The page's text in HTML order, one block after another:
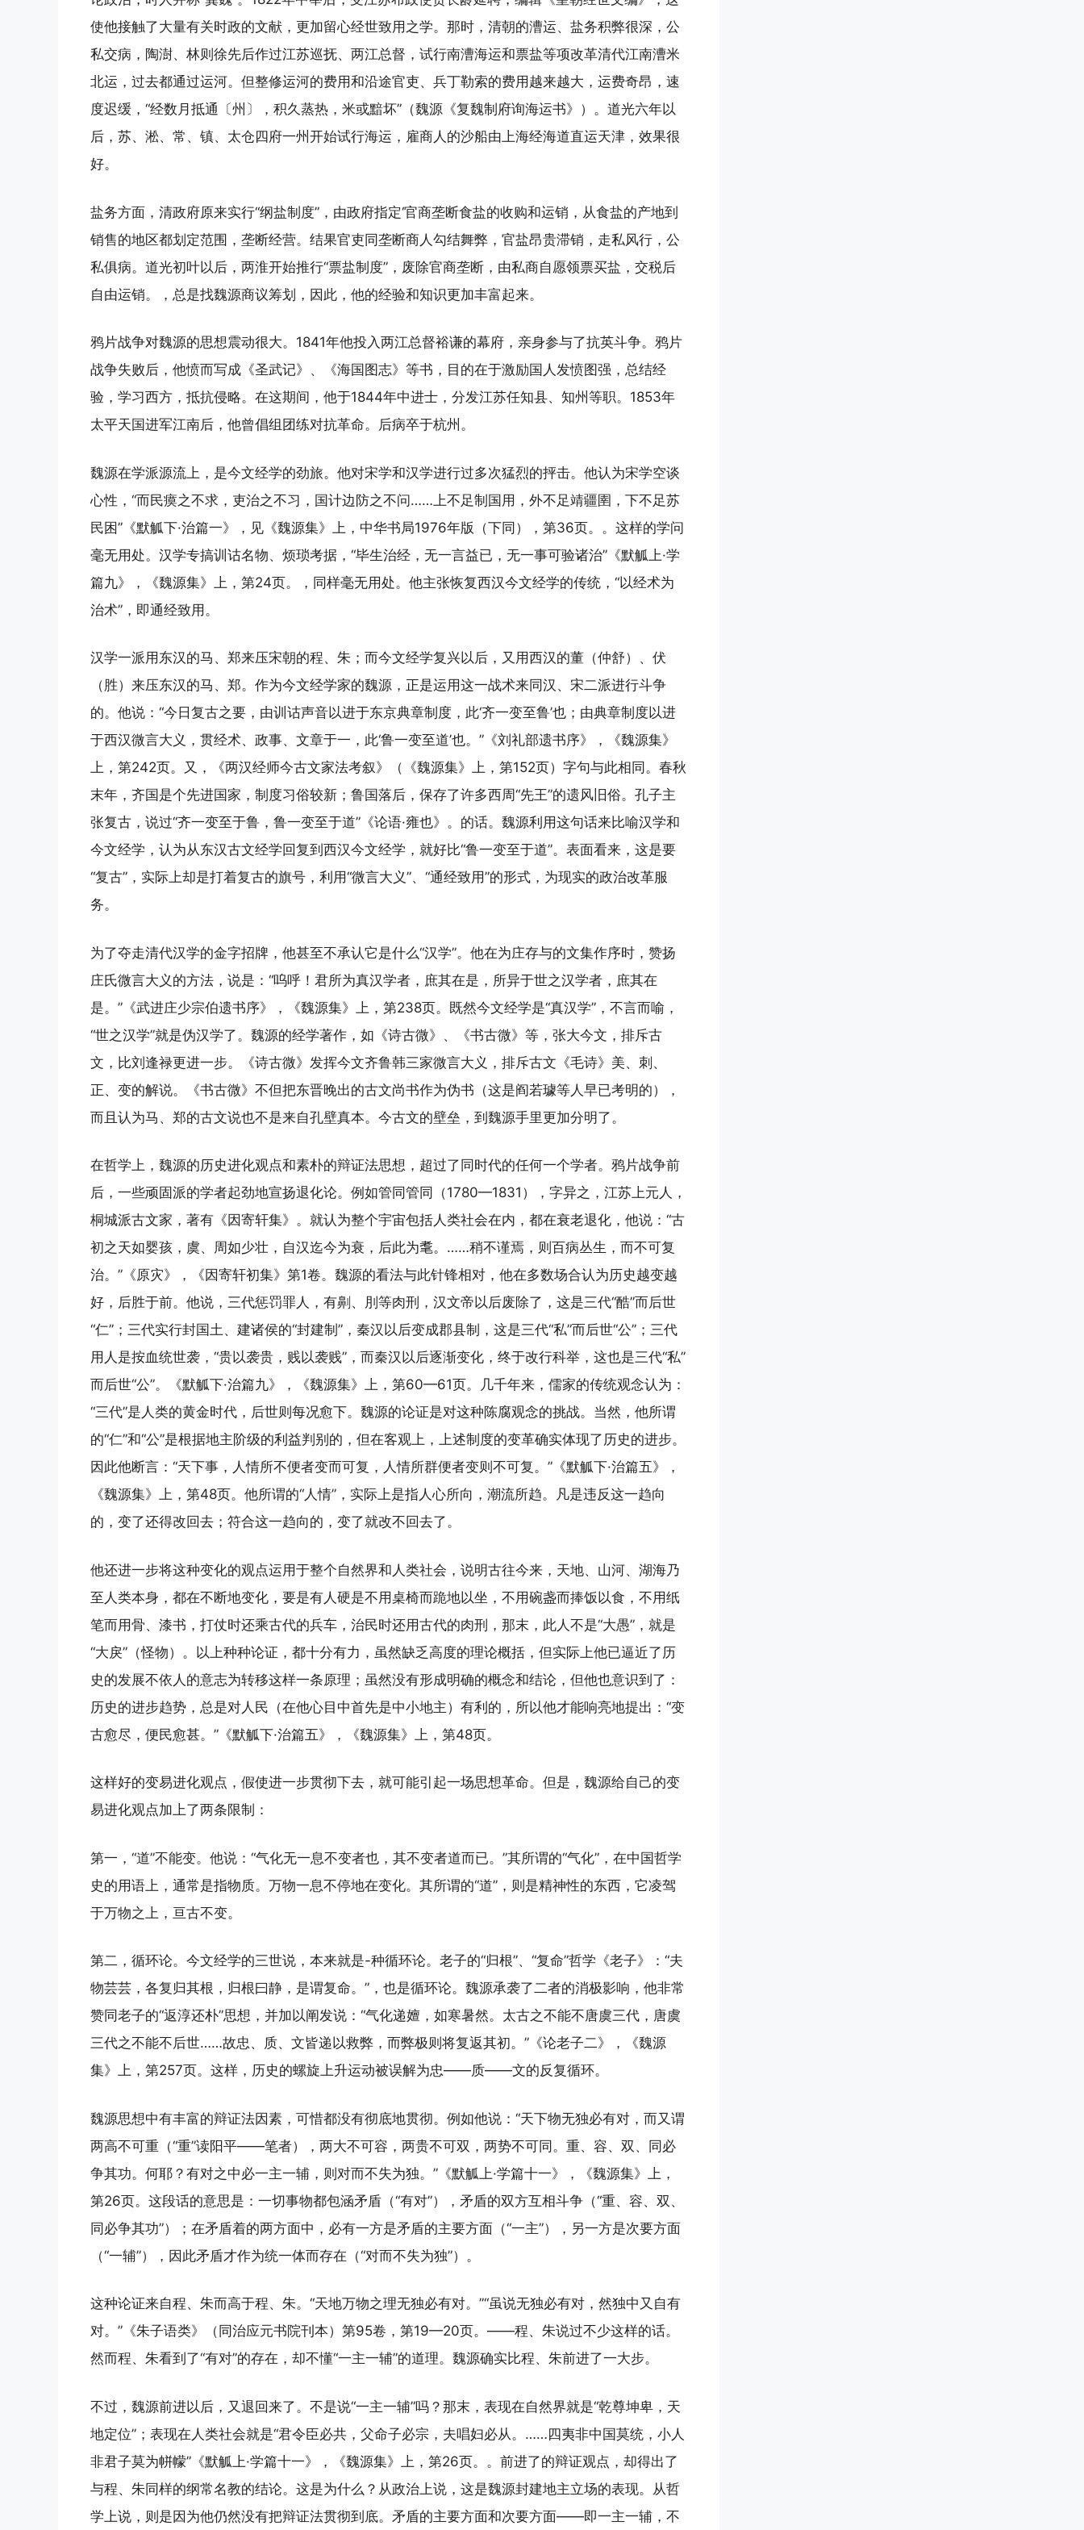
使他接触了大量有关时政的文献，更加留心经世致用之学。那时，清朝的漕运、盐务积弊很深，公
私交病，陶澍、林则徐先后作过江苏巡抚、两江总督，试行南漕海运和票盐等项改革清代江南漕米
北运，过去都通过运河。但整修运河的费用和沿途官吏、兵丁勒索的费用越来越大，运费奇昂，速
度迟缓，“经数月抵通〔州〕，积久蒸热，米或黯坏”（魏源《复魏制府询海运书》）。道光六年以
后，苏、淞、常、镇、太仓四府一州开始试行海运，雇商人的沙船由上海经海道直运天津，效果很
好。
盐务方面，清政府原来实行“纲盐制度”，由政府指定‘官商垄断食盐的收购和运销，从食盐的产地到
销售的地区都划定范围，垄断经营。结果官吏同垄断商人勾结舞弊，官盐昂贵滞销，走私风行，公
私俱病。道光初叶以后，两淮开始推行“票盐制度”，废除官商垄断，由私商自愿领票买盐，交税后
自由运销。，总是找魏源商议筹划，因此，他的经验和知识更加丰富起来。
鸦片战争对魏源的思想震动很大。1841年他投入两江总督裕谦的幕府，亲身参与了抗英斗争。鸦片
战争失败后，他愤而写成《圣武记》、《海国图志》等书，目的在于激励国人发愤图强，总结经
验，学习西方，抵抗侵略。在这期间，他于1844年中进士，分发江苏任知县、知州等职。1853年
太平天国进军江南后，他曾倡组团练对抗革命。后病卒于杭州。
魏源在学派源流上，是今文经学的劲旅。他对宋学和汉学进行过多次猛烈的抨击。他认为宋学空谈
心性，“而民瘼之不求，吏治之不习，国计边防之不问……上不足制国用，外不足靖疆圉，下不足苏
民困”《默觚下·治篇一》，见《魏源集》上，中华书局1976年版（下同），第36页。。这样的学问
毫无用处。汉学专搞训诂名物、烦琐考据，“毕生治经，无一言益已，无一事可验诸治”《默觚上·学
篇九》，《魏源集》上，第24页。，同样毫无用处。他主张恢复西汉今文经学的传统，“以经术为
治术”，即通经致用。
汉学一派用东汉的马、郑来压宋朝的程、朱；而今文经学复兴以后，又用西汉的董（仲舒）、伏
（胜）来压东汉的马、郑。作为今文经学家的魏源，正是运用这一战术来同汉、宋二派进行斗争
的。他说：“今日复古之要，由训诂声音以进于东京典章制度，此‘齐一变至鲁’也；由典章制度以进
于西汉微言大义，贯经术、政事、文章于一，此‘鲁一变至道’也。”《刘礼部遗书序》，《魏源集》
上，第242页。又，《两汉经师今古文家法考叙》（《魏源集》上，第152页）字句与此相同。春秋
末年，齐国是个先进国家，制度习俗较新；鲁国落后，保存了许多西周“先王”的遗风旧俗。孔子主
张复古，说过“齐一变至于鲁，鲁一变至于道”《论语·雍也》。的话。魏源利用这句话来比喻汉学和
今文经学，认为从东汉古文经学回复到西汉今文经学，就好比“鲁一变至于道”。表面看来，这是要
“复古”，实际上却是打着复古的旗号，利用“微言大义”、“通经致用”的形式，为现实的政治改革服
务。
为了夺走清代汉学的金字招牌，他甚至不承认它是什么“汉学”。他在为庄存与的文集作序时，赞扬
庄氏微言大义的方法，说是：“呜呼！君所为真汉学者，庶其在是，所异于世之汉学者，庶其在
是。”《武进庄少宗伯遗书序》，《魏源集》上，第238页。既然今文经学是“真汉学”，不言而喻，
“世之汉学”就是伪汉学了。魏源的经学著作，如《诗古微》、《书古微》等，张大今文，排斥古
文，比刘逢禄更进一步。《诗古微》发挥今文齐鲁韩三家微言大义，排斥古文《毛诗》美、刺、
正、变的解说。《书古微》不但把东晋晚出的古文尚书作为伪书（这是阎若璩等人早已考明的），
而且认为马、郑的古文说也不是来自孔壁真本。今古文的壁垒，到魏源手里更加分明了。
在哲学上，魏源的历史进化观点和素朴的辩证法思想，超过了同时代的任何一个学者。鸦片战争前
后，一些顽固派的学者起劲地宣扬退化论。例如管同管同（1780—1831），字异之，江苏上元人，
桐城派古文家，著有《因寄轩集》。就认为整个宇宙包括人类社会在内，都在衰老退化，他说：“古
初之天如婴孩，虞、周如少壮，自汉迄今为衰，后此为耄。……稍不谨焉，则百病丛生，而不可复
治。”《原灾》，《因寄轩初集》第1卷。魏源的看法与此针锋相对，他在多数场合认为历史越变越
好，后胜于前。他说，三代惩罚罪人，有劓、刖等肉刑，汉文帝以后废除了，这是三代“酷”而后世
“仁”；三代实行封国土、建诸侯的“封建制”，秦汉以后变成郡县制，这是三代“私”而后世“公”；三代
用人是按血统世袭，“贵以袭贵，贱以袭贱”，而秦汉以后逐渐变化，终于改行科举，这也是三代“私”
而后世“公”。《默觚下·治篇九》，《魏源集》上，第60—61页。几千年来，儒家的传统观念认为：
“三代”是人类的黄金时代，后世则每况愈下。魏源的论证是对这种陈腐观念的挑战。当然，他所谓
的“仁”和“公”是根据地主阶级的利益判别的，但在客观上，上述制度的变革确实体现了历史的进步。
因此他断言：“天下事，人情所不便者变而可复，人情所群便者变则不可复。”《默觚下·治篇五》，
《魏源集》上，第48页。他所谓的“人情”，实际上是指人心所向，潮流所趋。凡是违反这一趋向
的，变了还得改回去；符合这一趋向的，变了就改不回去了。
他还进一步将这种变化的观点运用于整个自然界和人类社会，说明古往今来，天地、山河、湖海乃
至人类本身，都在不断地变化，要是有人硬是不用桌椅而跪地以坐，不用碗盏而捧饭以食，不用纸
笔而用骨、漆书，打仗时还乘古代的兵车，治民时还用古代的肉刑，那末，此人不是“大愚”，就是
“大戾”（怪物）。以上种种论证，都十分有力，虽然缺乏高度的理论概括，但实际上他已逼近了历
史的发展不依人的意志为转移这样一条原理；虽然没有形成明确的概念和结论，但他也意识到了：
历史的进步趋势，总是对人民（在他心目中首先是中小地主）有利的，所以他才能响亮地提出：“变
古愈尽，便民愈甚。”《默觚下·治篇五》，《魏源集》上，第48页。
这样好的变易进化观点，假使进一步贯彻下去，就可能引起一场思想革命。但是，魏源给自己的变
易进化观点加上了两条限制：
第一，“道”不能变。他说：“气化无一息不变者也，其不变者道而已。”其所谓的“气化”，在中国哲学
史的用语上，通常是指物质。万物一息不停地在变化。其所谓的“道”，则是精神性的东西，它凌驾
于万物之上，亘古不变。
第二，循环论。今文经学的三世说，本来就是-种循环论。老子的“归根”、“复命”哲学《老子》：“夫
物芸芸，各复归其根，归根曰静，是谓复命。”，也是循环论。魏源承袭了二者的消极影响，他非常
赞同老子的“返淳还朴”思想，并加以阐发说：“气化递嬗，如寒暑然。太古之不能不唐虞三代，唐虞
三代之不能不后世……故忠、质、文皆递以救弊，而弊极则将复返其初。”《论老子二》，《魏源
集》上，第257页。这样，历史的螺旋上升运动被误解为忠——质——文的反复循环。
魏源思想中有丰富的辩证法因素，可惜都没有彻底地贯彻。例如他说：“天下物无独必有对，而又谓
两高不可重（“重”读阳平——笔者），两大不可容，两贵不可双，两势不可同。重、容、双、同必
争其功。何耶？有对之中必一主一辅，则对而不失为独。”《默觚上·学篇十一》，《魏源集》上，
第26页。这段话的意思是：一切事物都包涵矛盾（“有对”），矛盾的双方互相斗争（“重、容、双、
同必争其功”）；在矛盾着的两方面中，必有一方是矛盾的主要方面（“一主”），另一方是次要方面
（“一辅”），因此矛盾才作为统一体而存在（“对而不失为独”）。
这种论证来自程、朱而高于程、朱。“天地万物之理无独必有对。”“虽说无独必有对，然独中又自有
对。”《朱子语类》（同治应元书院刊本）第95卷，第19—20页。——程、朱说过不少这样的话。
然而程、朱看到了“有对”的存在，却不懂“一主一辅”的道理。魏源确实比程、朱前进了一大步。
不过，魏源前进以后，又退回来了。不是说“一主一辅”吗？那末，表现在自然界就是“乾尊坤卑，天
地定位”；表现在人类社会就是“君令臣必共，父命子必宗，夫唱妇必从。……四夷非中国莫统，小人
非君子莫为帡幪”《默觚上·学篇十一》，《魏源集》上，第26页。。前进了的辩证观点，却得出了
与程、朱同样的纲常名教的结论。这是为什么？从政治上说，这是魏源封建地主立场的表现。从哲
学上说，则是因为他仍然没有把辩证法贯彻到底。矛盾的主要方面和次要方面——即一主一辅，不